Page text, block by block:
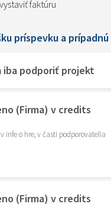
faktúru
príspevku a
iba podporiť projekt
(Firma) v credits
infe o hre, v časti podporovatelia
(Firma) v credits